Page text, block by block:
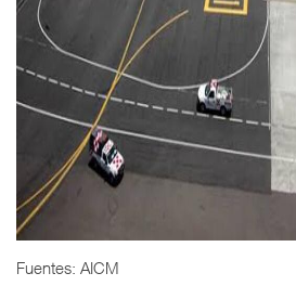
Fuentes: AICM